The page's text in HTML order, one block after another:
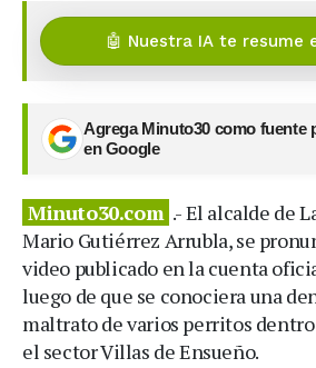
🤖 Nuestra IA te resume
Agrega Minuto30 como fuente
en Google
Minuto30.com .- El alcalde de
Mario Gutiérrez Arrubla, se
video publicado en la cuenta
luego de que se conociera una
maltrato de varios perritos
el sector Villas de Ensueño.